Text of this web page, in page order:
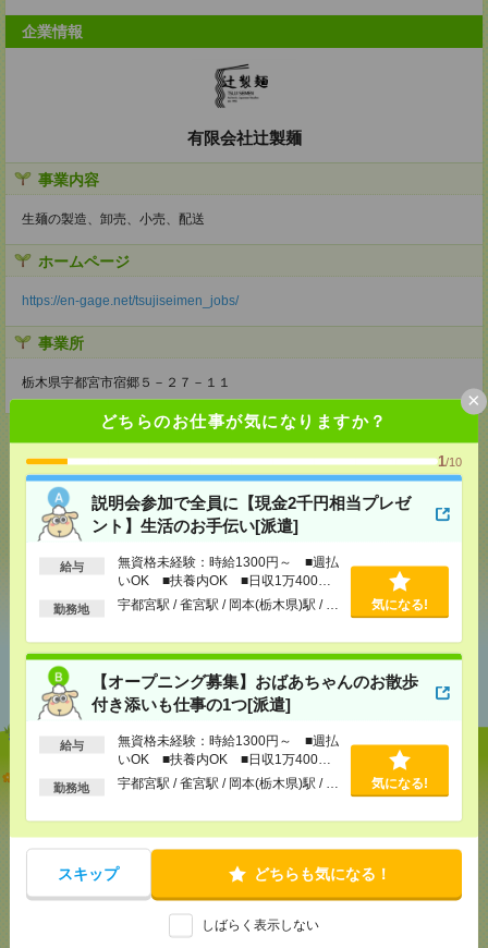
どちらのお仕事が気になりますか？
1/10
説明会参加で全員に【現金2千円相当プレゼ
ント】生活のお手伝い[派遣]
給与
無資格未経験：時給1300円～ ■週払
いOK ■扶養内OK ■日収1万400円
以上
勤務地 宇都宮駅 / 雀宮駅 / 岡本(栃木県)駅 / … 気になる!
【オープニング募集】おばあちゃんのお散歩
付き添いも仕事の1つ[派遣]
給与
無資格未経験：時給1300円～ ■週払
いOK ■扶養内OK ■日収1万400円
以上
勤務地 宇都宮駅 / 雀宮駅 / 岡本(栃木県)駅 / … 気になる!
スキップ どちらも気になる！
しばらく表示しない
×
企業情報
有限会社辻製麺
事業内容
生麺の製造、卸売、小売、配送
ホームページ
https://en-gage.net/tsujiseimen_jobs/
事業所
栃木県宇都宮市宿郷５－２７－１１
応募ページへ
気になる！
あなたの閲覧履歴からの
おすすめ
説明会参加で全員に【現金2千円相当プレゼント】生
活のお手伝い[派遣]
[給 与]無資格未経験：時給1300円～ ■週払い
OK ■扶養内OK ■日収1万400円以上
[交通費]交通費全額支給（ガソリン代もOK！）
[勤務地]宇都宮駅/雀宮駅/岡本(栃木県)駅/…
気になる！